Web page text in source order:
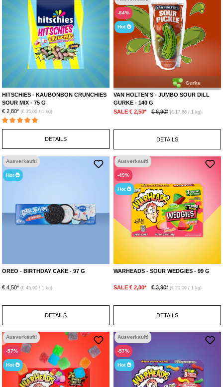
HITSCHIES - KAUBONBON CRUNCHIES
SOUR MIX - 75 G
€ 2,80* (€ 35,00 / 1 kg)
Durchschnittliche Bewertung von 5 von 5 Sternen
DETAILS
-64%
Hot
VAN HOLTEN'S - JUMBO SOUR DILL
GURKE - 140 G
SALE € 2,50*
€ 6,90* (€ 17,86 / 1 kg)
DETAILS
Ausverkauft!
Hot
OREO - BIRTHDAY CAKE - 97 G
€ 4,50* (€ 45,00 / 1 kg)
DETAILS
Ausverkauft!
-49%
Hot
WARHEADS - SOUR WEDGIES - 99 G
SALE € 2,00* € 3,90* (€ 20,00 / 1 kg)
DETAILS
Ausverkauft!
-57%
Hot
Ausverkauft!
-57%
Hot